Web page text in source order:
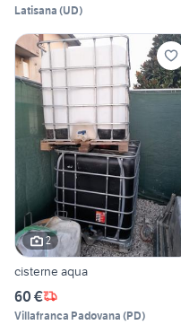
Latisana (UD)
2
cisterne aqua
60 €
Villafranca Padovana (PD)